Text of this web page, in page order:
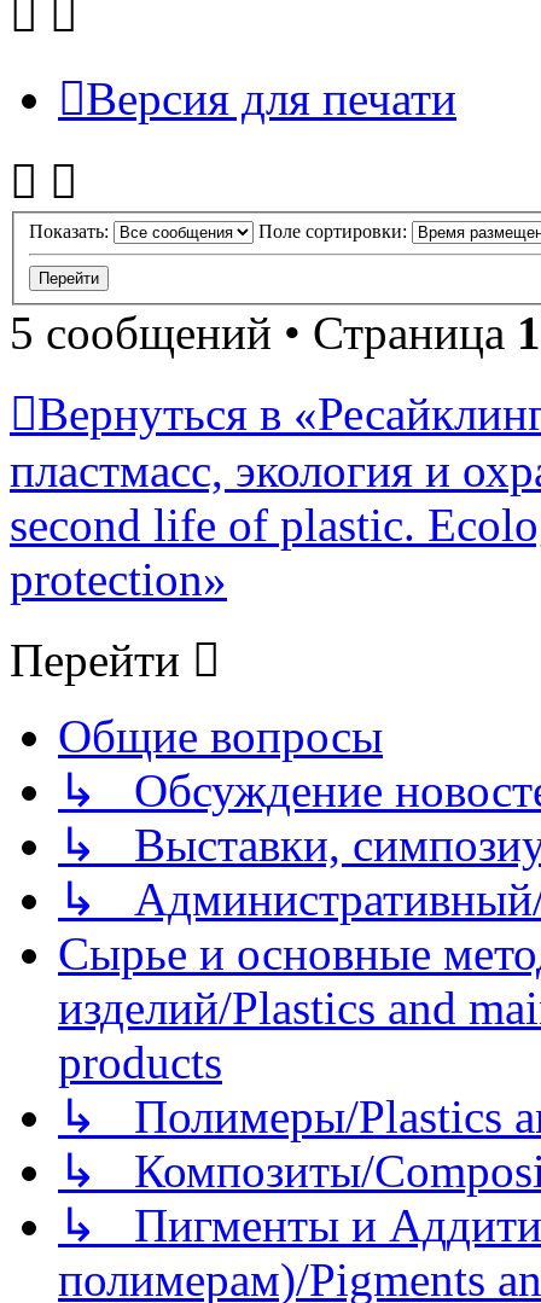
Версия для печати
Показать: Поле сортировки:
5 сообщений • Страница 1
Вернуться в
пластмасс, экология и
second life of plastic.
protection»
Перейти
Общие вопросы
↳ Обсуждение
↳ Выставки,
↳
Сырье и основные
изделий/Plastics and
products
↳ Полимеры/Plastics
↳ Композиты/
↳ Пигменты и
полимерам)/Pigments